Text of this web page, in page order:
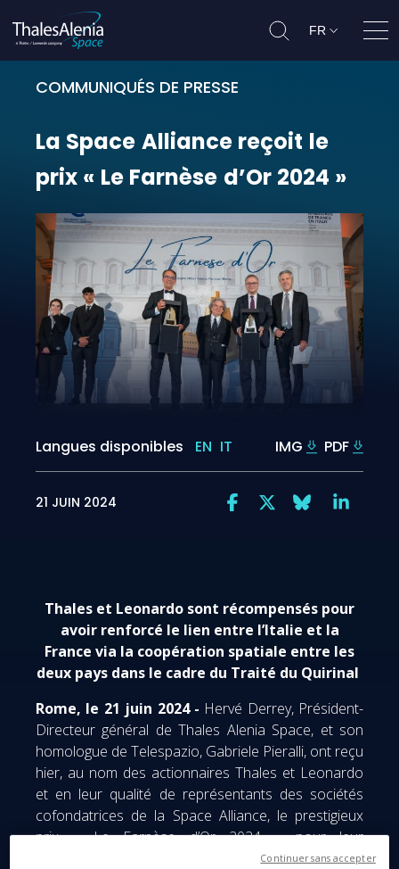
FR
COMMUNIQUÉS DE PRESSE
La Space Alliance reçoit le prix «
La Space Alliance reçoit le
prix « Le Farnèse d’Or 2024 »
Langues disponibles EN IT IMG PDF
21 JUIN 2024
Thales et Leonardo sont récompensés pour
avoir renforcé le lien entre l’Italie et la
France via la coopération spatiale entre les
deux pays dans le cadre du Traité du Quirinal
Rome, le 21 juin 2024 - Hervé Derrey, Président-
Directeur général de Thales Alenia Space, et son
homologue de Telespazio, Gabriele Pieralli, ont reçu
hier, au nom des actionnaires Thales et Leonardo
et en leur qualité de représentants des sociétés
cofondatrices de la Space Alliance, le prestigieux
prix « Le Farnèse d’Or 2024 » pour leur
engagement continu dans le renforcement de la
Continuer sans accepter